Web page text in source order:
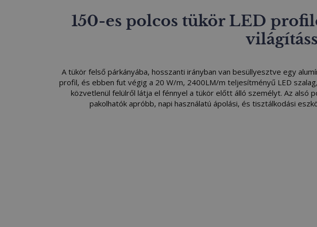
150-es polcos tükör LED
A tükör felső párkányába, hosszanti irányban van besüllyesztve egy
profil, és ebben fut végig a 20 W/m, 2400LM/m teljesítményű LED
közvetlenül felülről látja el fénnyel a tükör előtt álló személyt. Az alsó
pakolhatók apróbb, napi használatú ápolási, és tisztálkodási